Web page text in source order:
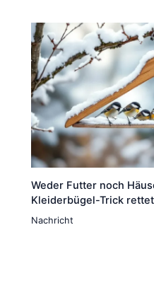
Weder Futter noch
Kleiderbügel-Trick
Nachricht